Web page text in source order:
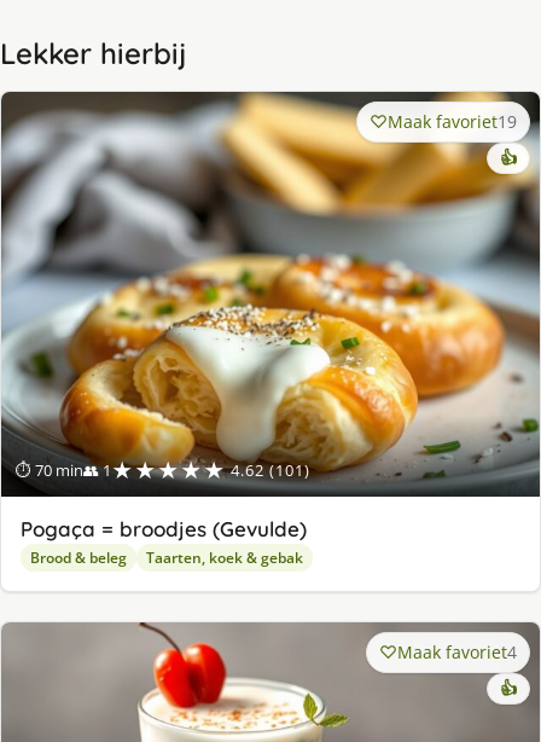
Lekker hierbij
⏱ 70 min👥 1★★★★★ 4.62 (101)
Maak favoriet19
👍
Pogaça = broodjes (Gevulde)
Brood & beleg Taarten, koek & gebak
Maak favoriet4
👍